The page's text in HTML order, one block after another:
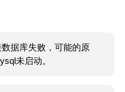
据库失败，可能的原
未启动。